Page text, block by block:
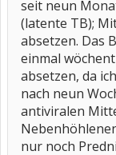
seit neun
(latente TB);
absetzen. Das
einmal
absetzen, da
nach neun
antiviralen
nur noch